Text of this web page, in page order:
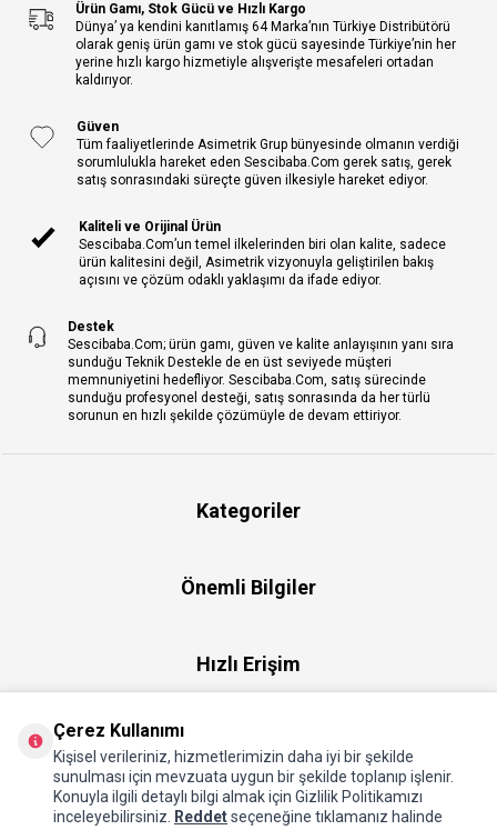
Ürün Gamı, Stok Gücü ve Hızlı Kargo
Dünya’ ya kendini kanıtlamış 64 Marka’nın Türkiye Distribütörü
olarak geniş ürün gamı ve stok gücü sayesinde Türkiye’nin her
yerine hızlı kargo hizmetiyle alışverişte mesafeleri ortadan
kaldırıyor.
Güven
Tüm faaliyetlerinde Asimetrik Grup bünyesinde olmanın verdiği
sorumlulukla hareket eden Sescibaba.Com gerek satış, gerek
satış sonrasındaki süreçte güven ilkesiyle hareket ediyor.
Kaliteli ve Orijinal Ürün
Sescibaba.Com’un temel ilkelerinden biri olan kalite, sadece
ürün kalitesini değil, Asimetrik vizyonuyla geliştirilen bakış
açısını ve çözüm odaklı yaklaşımı da ifade ediyor.
Destek
Sescibaba.Com; ürün gamı, güven ve kalite anlayışının yanı sıra
sunduğu Teknik Destekle de en üst seviyede müşteri
memnuniyetini hedefliyor. Sescibaba.Com, satış sürecinde
sunduğu profesyonel desteği, satış sonrasında da her türlü
sorunun en hızlı şekilde çözümüyle de devam ettiriyor.
Kategoriler
Önemli Bilgiler
Hızlı Erişim
Hakkımızda
Çerez Kullanımı
Kişisel verileriniz, hizmetlerimizin daha iyi bir şekilde
sunulması için mevzuata uygun bir şekilde toplanıp işlenir.
Konuyla ilgili detaylı bilgi almak için Gizlilik Politikamızı
inceleyebilirsiniz.
Reddetseçeneğine tıklamanız halinde